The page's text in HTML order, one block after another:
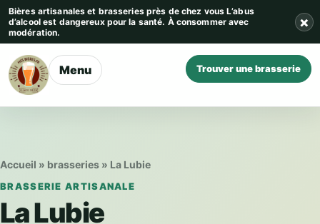
Aller au contenu
Bières artisanales et brasseries près de chez vous L’abus
d’alcool est dangereux pour la santé. À consommer avec
modération.
×
Menu Trouver une brasserie
Accueil » brasseries » La Lubie
BRASSERIE ARTISANALE
La Lubie